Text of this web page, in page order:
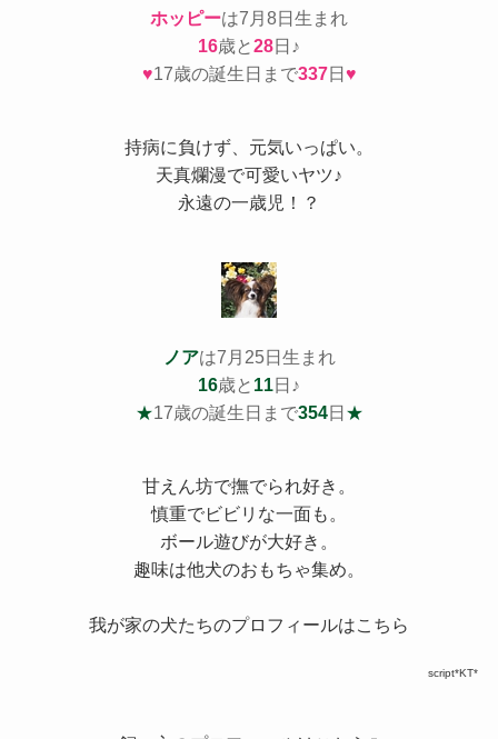
ホッピーは7月8日生まれ
16歳と28日♪
♥17歳の誕生日まで337日♥
持病に負けず、元気いっぱい。
天真爛漫で可愛いヤツ♪
永遠の一歳児！？
ノアは7月25日生まれ
16歳と 11日♪
★17歳の誕生日まで354日 ★
甘えん坊で撫でられ好き。
慎重でビビリな一面も。
ボール遊びが大好き。
趣味は他犬のおもちゃ集め。
我が家の犬たちのプロフィールはこちら
script*KT*